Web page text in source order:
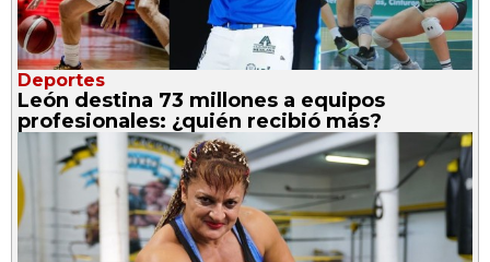
Deportes
León destina 73 millones a equipos
profesionales: ¿quién recibió más?